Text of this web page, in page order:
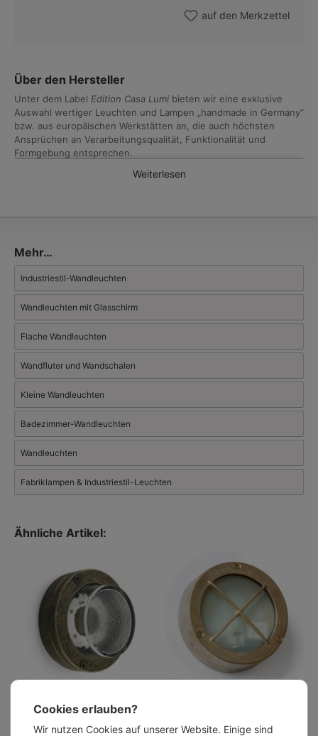
auf den Merkzettel
Über den Hersteller
Unter dem Label Edition Casa Lumi bieten wir eine exklusive
Auswahl wertiger Leuchten und Lampen „handmade in Germany“
bzw. aus europäischen Werkstätten an, die auch höchsten
Ansprüchen an Verarbeitungsqualität, Funktionalität und
Formgebung entsprechen.
Weiterlesen
Mehr…
Industriestil-Wandleuchten
Wandleuchten mit Glasschirm
Flache Wandleuchten
Wandfluter und Wandschalen
Kleine Wandleuchten
Badezimmer-Wandleuchten
Wandleuchten
Fabriklampen & Industriestil-Leuchten
Ähnliche Artikel:
Perlglas-Diffusor, Ø 14 cm, IP64
Cookies erlauben?
Wir nutzen Cookies auf unserer Website. Einige sind